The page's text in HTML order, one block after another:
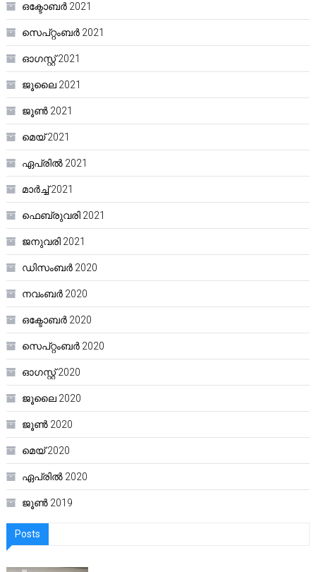
ഒക്ടോബർ 2021
സെപ്റ്റംബർ 2021
ഓഗസ്റ്റ്‌ 2021
ജൂലൈ 2021
ജൂൺ 2021
മെയ്‌ 2021
ഏപ്രിൽ 2021
മാർച്ച്‌ 2021
ഫെബ്രുവരി 2021
ജനുവരി 2021
ഡിസംബർ 2020
നവംബർ 2020
ഒക്ടോബർ 2020
സെപ്റ്റംബർ 2020
ഓഗസ്റ്റ്‌ 2020
ജൂലൈ 2020
ജൂൺ 2020
മെയ്‌ 2020
ഏപ്രിൽ 2020
ജൂൺ 2019
Posts